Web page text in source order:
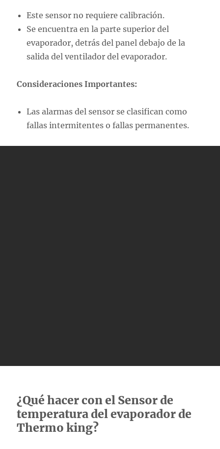
Este sensor no requiere calibración.
Se encuentra en la parte superior del
evaporador, detrás del panel debajo de la
salida del ventilador del evaporador.
Consideraciones Importantes:
Las alarmas del sensor se clasifican como
fallas intermitentes o fallas permanentes.
¿Qué hacer con el Sensor de
temperatura del evaporador de
Thermo king?